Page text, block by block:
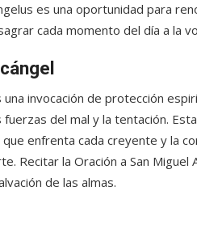
es una oportunidad para
cada momento del día a la
invocación de protección
del mal y la tentación.
enfrenta cada creyente y la
Recitar la Oración a San Miguel
de las almas.